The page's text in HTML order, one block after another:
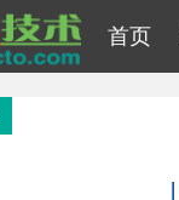
首页